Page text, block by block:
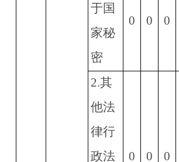
于国
家秘
密
0 0 0
2.其
他法
律行
政法
0 0 0